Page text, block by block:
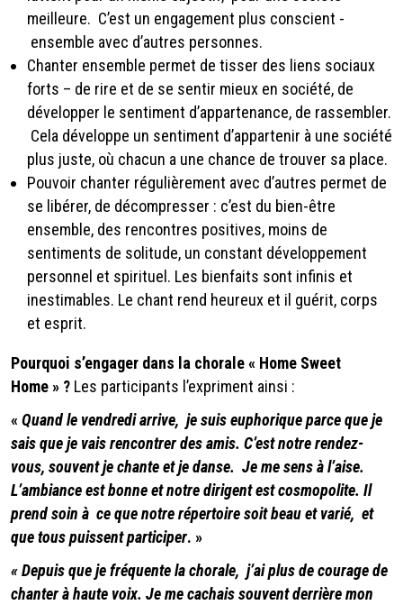
meilleure. C’est un engagement plus conscient -
ensemble avec d’autres personnes.
Chanter ensemble permet de tisser des liens sociaux
forts – de rire et de se sentir mieux en société, de
développer le sentiment d’appartenance, de rassembler.
Cela développe un sentiment d’appartenir à une société
plus juste, où chacun a une chance de trouver sa place.
Pouvoir chanter régulièrement avec d’autres permet de
se libérer, de décompresser : c’est du bien-être
ensemble, des rencontres positives, moins de
sentiments de solitude, un constant développement
personnel et spirituel. Les bienfaits sont infinis et
inestimables. Le chant rend heureux et il guérit, corps
et esprit.
Pourquoi s’engager dans la chorale « Home Sweet
Home » ? Les participants l’expriment ainsi :
« Quand le vendredi arrive, je suis euphorique parce que je
sais que je vais rencontrer des amis. C’est notre rendez-
vous, souvent je chante et je danse. Je me sens à l’aise.
L’ambiance est bonne et notre dirigent est cosmopolite. Il
prend soin à ce que notre répertoire soit beau et varié, et
que tous puissent participer. »
« Depuis que je fréquente la chorale, j’ai plus de courage de
chanter à haute voix. Je me cachais souvent derrière mon